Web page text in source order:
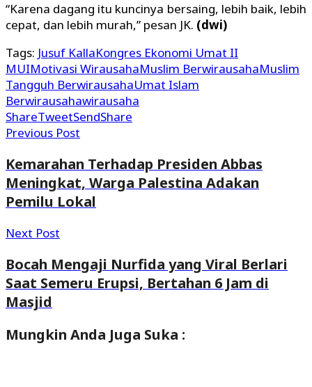
“Karena dagang itu kuncinya bersaing, lebih baik, lebih
cepat, dan lebih murah,” pesan JK. (dwi)
Tags: Jusuf KallaKongres Ekonomi Umat II
MUIMotivasi WirausahaMuslim BerwirausahaMuslim
Tangguh BerwirausahaUmat Islam
Berwirausahawirausaha
ShareTweetSendShare
Previous Post
Kemarahan Terhadap Presiden Abbas
Meningkat, Warga Palestina Adakan
Pemilu Lokal
Next Post
Bocah Mengaji Nurfida yang Viral Berlari
Saat Semeru Erupsi, Bertahan 6 Jam di
Masjid
Mungkin Anda Juga Suka :